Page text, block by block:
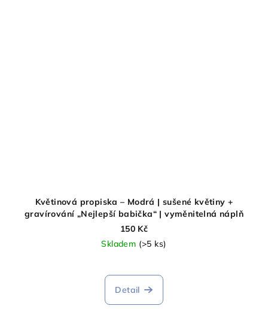
Květinová propiska – Modrá | sušené květiny +
gravírování „Nejlepší babička“ | vyměnitelná náplň
150 Kč
Skladem (>5 ks)
Detail